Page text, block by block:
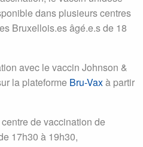
dans plusieurs centres
Bruxellois.es âgé.e.s de 18
avec le vaccin Johnson &
la plateforme Bru-Vaxà partir
de vaccination de
17h30 à 19h30,